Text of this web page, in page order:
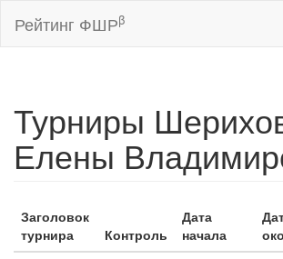
Рейтинг ФШРβ
Турниры
Елены
Заголовок
турнира
Контроль
Дата
начала